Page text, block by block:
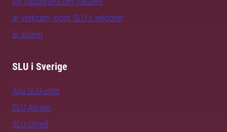
är verksam inom SLU:s sektorer
är alumn
SLU i Sverige
Alla SLU-orter
SLU Alnarp
SLU Umeå